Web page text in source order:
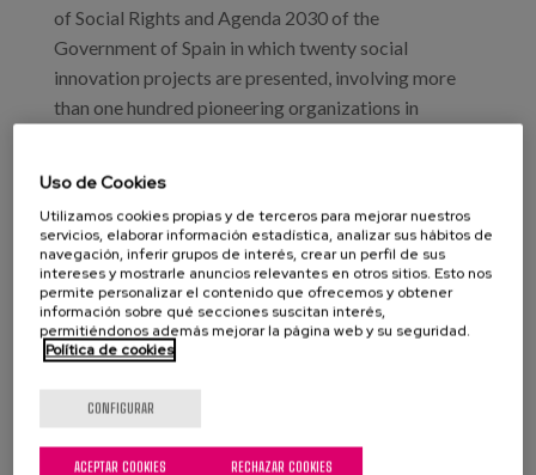
Trabaja con nosotros
Canal de denuncias
of Social Rights and Agenda 2030 of the
Government of Spain in which twenty social
innovation projects are presented, involving more
than one hundred pioneering organizations in
disabilities, people experiencing homelessness,
children and youth and models of community care in
rural areas.
Program
Profesionales
Proyecto
Uso de Cookies
Utilizamos cookies propias y de terceros para mejorar nuestros
servicios, elaborar información estadística, analizar sus hábitos de
navegación, inferir grupos de interés, crear un perfil de sus
intereses y mostrarle anuncios relevantes en otros sitios. Esto nos
permite personalizar el contenido que ofrecemos y obtener
información sobre qué secciones suscitan interés,
permitiéndonos además mejorar la página web y su seguridad.
Política de cookies
CONFIGURAR
RECHAZAR COOKIES
ACEPTAR COOKIES